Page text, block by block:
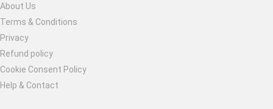
About Us
Terms & Conditions
Privacy
Refund policy
Cookie Consent Policy
Help & Contact